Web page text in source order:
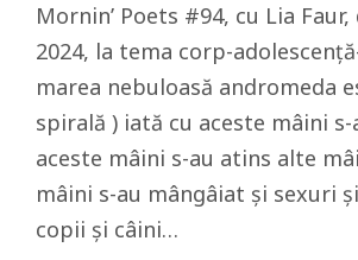
Mornin’ Poets #94, cu Lia
2024, la tema corp-
marea nebuloasă andromeda
spirală ) iată cu aceste mâini s-
aceste mâini s-au atins alte
mâini s-au mângâiat și sexuri
copii și câini…